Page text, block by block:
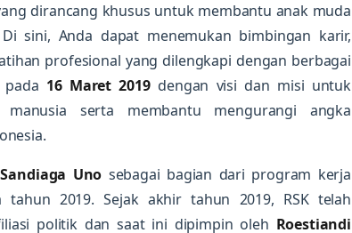
dirancang khusus untuk membantu anak muda
sini, Anda dapat menemukan bimbingan karir,
profesional yang dilengkapi dengan berbagai
16 Maret 2019dengan visi dan misi untuk
serta membantu mengurangi angka
Sandiaga Uno sebagai bagian dari program kerja
2019. Sejak akhir tahun 2019, RSK telah
politik dan saat ini dipimpin oleh Roestiandi